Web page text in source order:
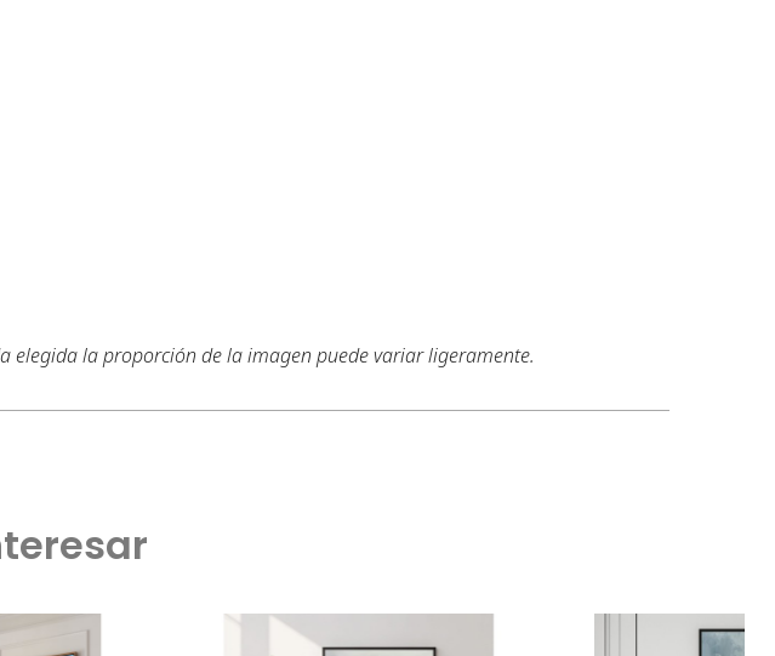
elegida la proporción de la imagen puede variar ligeramente.